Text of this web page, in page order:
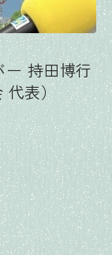
持田博行
代表）